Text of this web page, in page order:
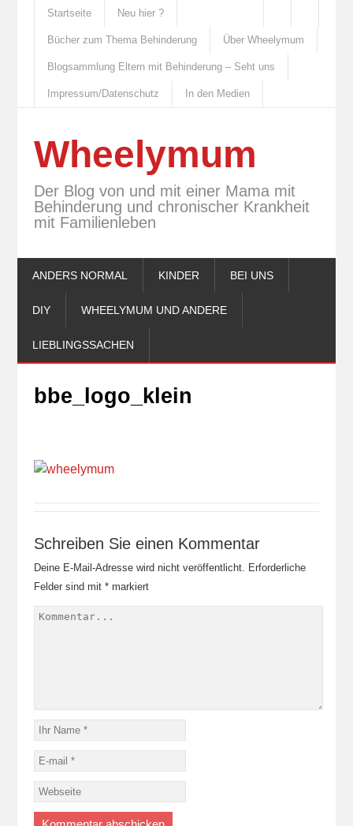
Startseite Neu hier ?
Bücher zum Thema Behinderung Über Wheelymum
Blogsammlung Eltern mit Behinderung – Seht uns
Impressum/Datenschutz In den Medien
Wheelymum
Der Blog von und mit einer Mama mit
Behinderung und chronischer Krankheit
mit Familienleben
ANDERS NORMAL KINDER BEI UNS
DIY WHEELYMUM UND ANDERE
LIEBLINGSSACHEN
bbe_logo_klein
Schreiben Sie einen Kommentar
Deine E-Mail-Adresse wird nicht veröffentlicht. Erforderliche
Felder sind mit *markiert